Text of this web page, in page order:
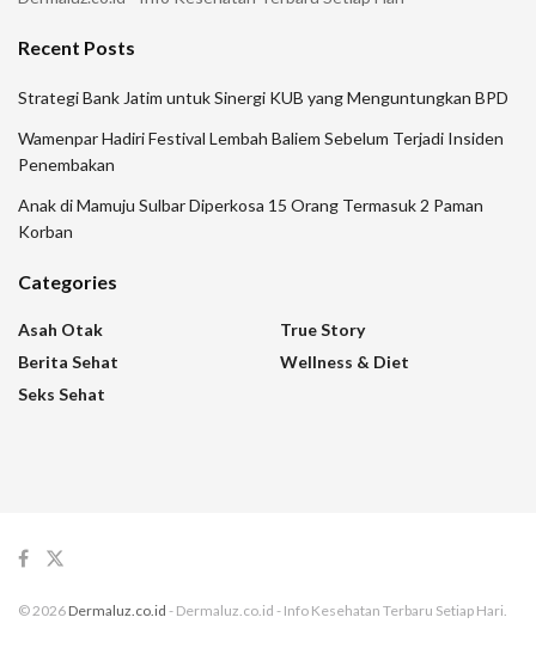
Recent Posts
Strategi Bank Jatim untuk Sinergi KUB yang Menguntungkan BPD
Wamenpar Hadiri Festival Lembah Baliem Sebelum Terjadi Insiden
Penembakan
Anak di Mamuju Sulbar Diperkosa 15 Orang Termasuk 2 Paman
Korban
Categories
Asah Otak
Berita Sehat
Seks Sehat
True Story
Wellness & Diet
© 2026 Dermaluz.co.id - Dermaluz.co.id - Info Kesehatan Terbaru Setiap Hari.